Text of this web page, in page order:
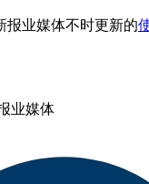
报业媒体不时更新的
业媒体